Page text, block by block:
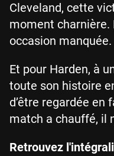
Cleveland, cette
moment charnière.
occasion manquée.
Et pour Harden, à
toute son histoire
d’être regardée en
match a chauffé, il
Retrouvez